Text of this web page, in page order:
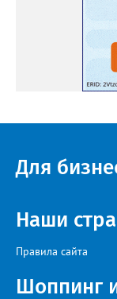
Для
Наши
Правила сайта
Шоппинг